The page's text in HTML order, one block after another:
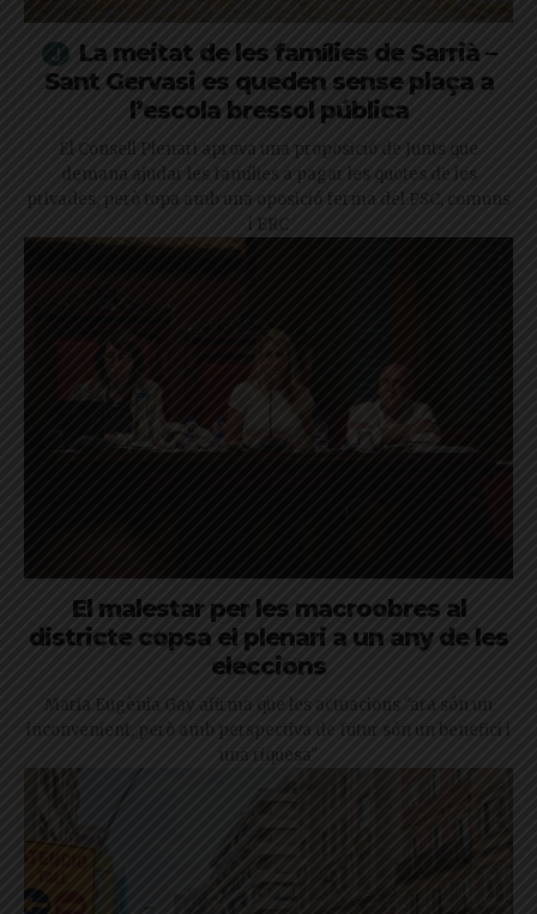
La meitat de les famílies de Sarrià –
Sant Gervasi es queden sense plaça a
l’escola bressol pública
El Consell Plenari aprova una proposició de Junts que
demana ajudar les famílies a pagar les quotes de les
privades, però topa amb una oposició ferma del PSC, comuns
i ERC
El malestar per les macroobres al
districte copsa el plenari a un any de les
eleccions
Maria Eugènia Gay afirma que les actuacions "ara són un
inconvenient, però amb perspectiva de futur són un benefici i
una riquesa"